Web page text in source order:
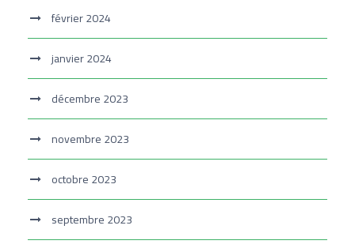
février 2024
janvier 2024
décembre 2023
novembre 2023
octobre 2023
septembre 2023